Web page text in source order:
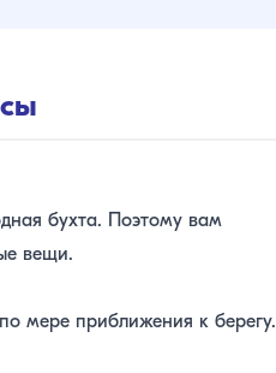
бухта. Поэтому вам
вещи.
мере приближения к берегу.